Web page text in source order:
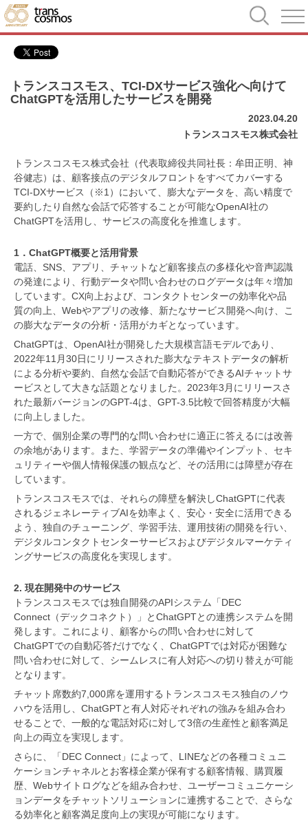
トランスコスモス、TCI-DXサービス強化へ向けて
ChatGPTを活用したサービスを開発
2023.04.20
トランスコスモス株式会社
トランスコスモス株式会社（代表取締役共同社長：牟田正明、神
谷健志）は、顧客接点のデジタルフロントをすべてカバーする
TCI-DXサービス（※1）において、膨大なデータを、高い精度で
要約したり自然な会話で応答することが可能なOpenAI社の
ChatGPTを活用し、サービスの高度化を推進します。
1．ChatGPT概要と活用背景
電話、SNS、アプリ、チャットなど顧客接点の多様化や音声認識
の発達により、行動データや問い合わせのログデータは年々増加
しています。CX向上および、コンタクトセンターの効率化や品
質の向上、Webやアプリの改修、新たなサービス開発へ向け、こ
の膨大なデータの分析・活用がカギとなっています。
ChatGPTは、OpenAI社が開発した大規模言語モデルであり、
2022年11月30日にリリースされた膨大なテキストデータの解析
による分析や要約、自然な会話で自動応答ができるAIチャットサ
ービスとして大きな話題となりました。2023年3月にリリースさ
れた最新バージョンのGPT-4は、GPT-3.5比較で回答精度が大幅
に向上しました。
一方で、個別企業の専門的な問い合わせに適正に答えるには改善
の余地があります。また、学習データの準備やインプット、セキ
ュリティーや個人情報保護の観点など、その活用には障壁が存在
しています。
トランスコスモスでは、それらの障壁を解決しChatGPTに代表
されるジェネレーティブAIを効率よく、安心・安全に活用できる
よう、独自のチューニング、学習手法、運用技術の開発を行い、
デジタルコンタクトセンターサービスおよびデジタルマーケティ
ングサービスの高度化を実現します。
2. 現在開発中のサービス
トランスコスモスでは独自開発のAPIシステム「DEC
Connect（デックコネクト）」とChatGPTとの連携システムを開
発します。これにより、顧客からの問い合わせに対して
ChatGPTでの自動応答だけでなく、ChatGPTでは対応が困難な
問い合わせに対して、シームレスに有人対応への切り替えが可能
となります。
チャット席数約7,000席を運用するトランスコスモス独自のノウ
ハウを活用し、ChatGPTと有人対応それぞれの強みを組み合わ
せることで、一般的な電話対応に対して3倍の生産性と顧客満足
向上の両立を実現します。
さらに、「DEC Connect」によって、LINEなどの各種コミュニ
ケーションチャネルとお客様企業が保有する顧客情報、購買履
歴、Webサイトログなどを組み合わせ、ユーザーコミュニケーシ
ョンデータをチャットソリューションに連携することで、さらな
る効率化と顧客満足度向上の実現が可能になります。